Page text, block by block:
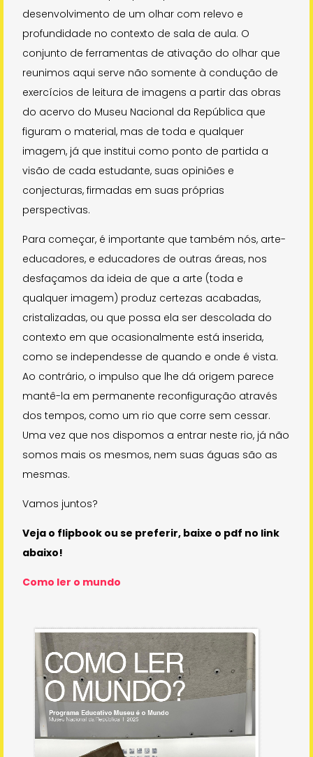
desenvolvimento de um olhar com relevo e
profundidade no contexto de sala de aula. O
conjunto de ferramentas de ativação do olhar que
reunimos aqui serve não somente à condução de
exercícios de leitura de imagens a partir das obras
do acervo do Museu Nacional da República que
figuram o material, mas de toda e qualquer
imagem, já que institui como ponto de partida a
visão de cada estudante, suas opiniões e
conjecturas, firmadas em suas próprias
perspectivas.
Para começar, é importante que também nós, arte-
educadores, e educadores de outras áreas, nos
desfaçamos da ideia de que a arte (toda e
qualquer imagem) produz certezas acabadas,
cristalizadas, ou que possa ela ser descolada do
contexto em que ocasionalmente está inserida,
como se independesse de quando e onde é vista.
Ao contrário, o impulso que lhe dá origem parece
mantê-la em permanente reconfiguração através
dos tempos, como um rio que corre sem cessar.
Uma vez que nos dispomos a entrar neste rio, já não
somos mais os mesmos, nem suas águas são as
mesmas.
Vamos juntos?
Veja o flipbook ou se preferir, baixe o pdf no link
abaixo!
Como ler o mundo